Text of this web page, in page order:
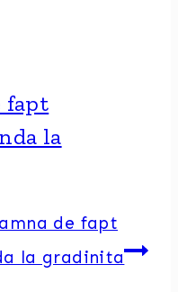
fapt
la
de fapt
la gradinita